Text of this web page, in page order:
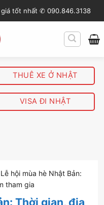
tốt nhất ✆ 090.846.3138
THUÊ XE Ở NHẬT
VISA ĐI NHẬT
Lễ hội mùa hè Nhật Bản:
tham gia
Thời gian, địa